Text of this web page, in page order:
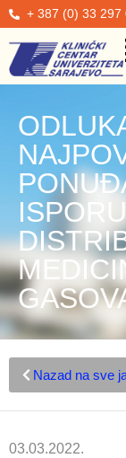
+ 387 (0) 33 297
Nazad na sve
03.03.2022.